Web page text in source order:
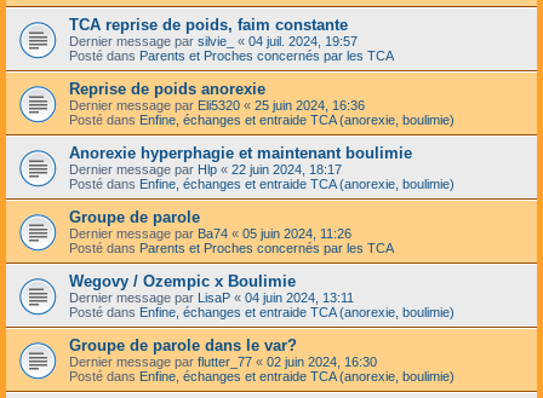
TCA reprise de poids, faim constante
Dernier message par silvie_ « 04 juil. 2024, 19:57
Posté dans Parents et Proches concernés par les TCA
Reprise de poids anorexie
Dernier message par Eli5320 « 25 juin 2024, 16:36
Posté dans Enfine, échanges et entraide TCA (anorexie, boulimie)
Anorexie hyperphagie et maintenant boulimie
Dernier message par Hlp « 22 juin 2024, 18:17
Posté dans Enfine, échanges et entraide TCA (anorexie, boulimie)
Groupe de parole
Dernier message par Ba74 « 05 juin 2024, 11:26
Posté dans Parents et Proches concernés par les TCA
Wegovy / Ozempic x Boulimie
Dernier message par LisaP « 04 juin 2024, 13:11
Posté dans Enfine, échanges et entraide TCA (anorexie, boulimie)
Groupe de parole dans le var?
Dernier message par flutter_77 « 02 juin 2024, 16:30
Posté dans Enfine, échanges et entraide TCA (anorexie, boulimie)